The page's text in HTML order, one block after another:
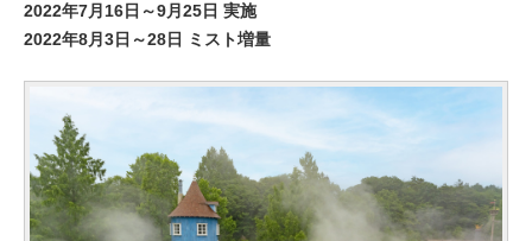
2022年7月16日～9月25日 実施
2022年8月3日～28日 ミスト増量